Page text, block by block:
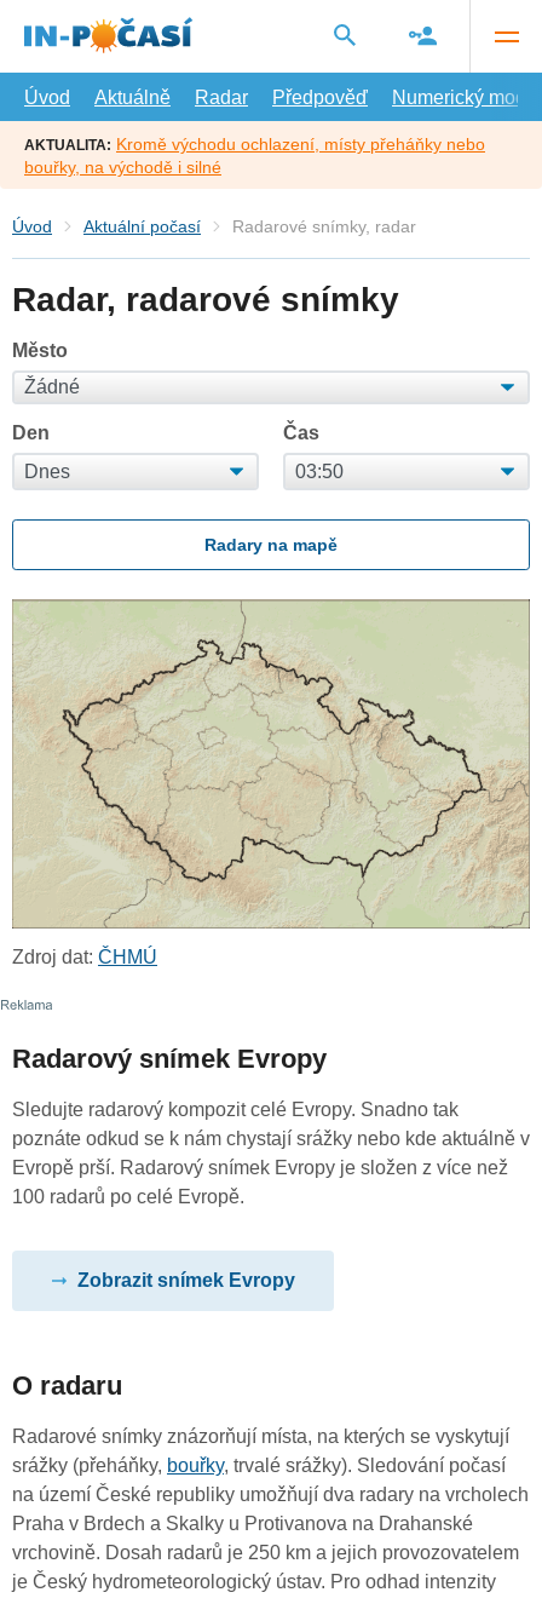
hlavní
Úvod
Aktuálně Radar Předpověď Numerický model
AKTUALITA: Kromě východu ochlazení, místy přeháňky nebo
bouřky, na východě i silné
Úvod Aktuální počasí Radarové snímky, radar
Radar, radarové snímky
Město
Den Čas
Radary na mapě
Zdroj dat: ČHMÚ
Radarový snímek Evropy
Sledujte radarový kompozit celé Evropy. Snadno tak
poznáte odkud se k nám chystají srážky nebo kde aktuálně v
Evropě prší. Radarový snímek Evropy je složen z více než
100 radarů po celé Evropě.
Zobrazit snímek Evropy
O radaru
Radarové snímky znázorňují místa, na kterých se vyskytují
srážky (přeháňky, bouřky, trvalé srážky). Sledování počasí
na území České republiky umožňují dva radary na vrcholech
Praha v Brdech a Skalky u Protivanova na Drahanské
vrchovině. Dosah radarů je 250 km a jejich provozovatelem
je Český hydrometeorologický ústav. Pro odhad intenzity